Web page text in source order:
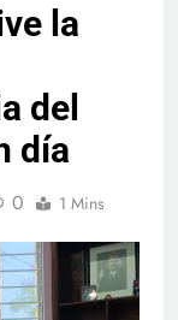
la
del
día
0 1 Mins